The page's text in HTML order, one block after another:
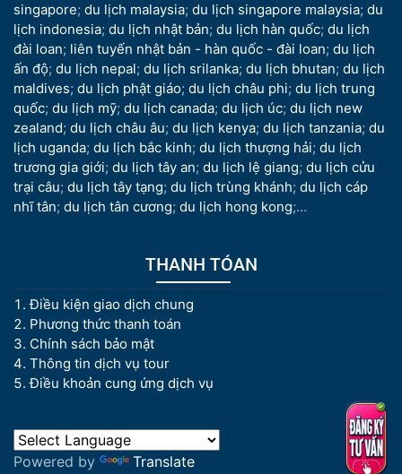
singapore; du lịch malaysia; du lịch singapore malaysia; du
lịch indonesia; du lịch nhật bản; du lịch hàn quốc; du lịch
đài loan; liên tuyến nhật bản - hàn quốc - đài loan; du lịch
ấn độ; du lịch nepal; du lịch srilanka; du lịch bhutan; du lịch
maldives; du lịch phật giáo; du lịch châu phi; du lịch trung
quốc; du lịch mỹ; du lịch canada; du lịch úc; du lịch new
zealand; du lịch châu âu; du lịch kenya; du lịch tanzania; du
lịch uganda; du lịch bắc kinh; du lịch thượng hải; du lịch
trương gia giới; du lịch tây an; du lịch lệ giang; du lịch cửu
trại câu; du lịch tây tạng; du lịch trùng khánh; du lịch cáp
nhĩ tân; du lịch tân cương; du lịch hong kong;...
THANH TÓAN
Điều kiện giao dịch chung
Phương thức thanh toán
Chính sách bảo mật
Thông tin dịch vụ tour
Điều khoản cung ứng dịch vụ
Powered by Translate